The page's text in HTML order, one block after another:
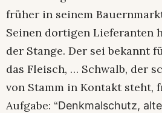
früher in seinem
Seinen dortigen Lieferanten
der Stange. Der sei bekannt
das Fleisch, … Schwalb, der
von Stamm in Kontakt steht,
Aufgabe: “Denkmalschutz,